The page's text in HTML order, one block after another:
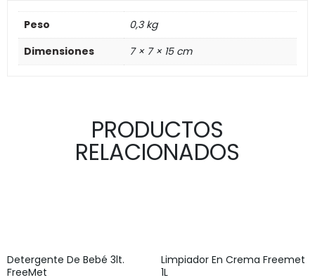
Peso
0,3 kg
Dimensiones
7 × 7 × 15 cm
PRODUCTOS
RELACIONADOS
Detergente De Bebé 3lt.
FreeMet
Limpiador En Crema Freemet
1L